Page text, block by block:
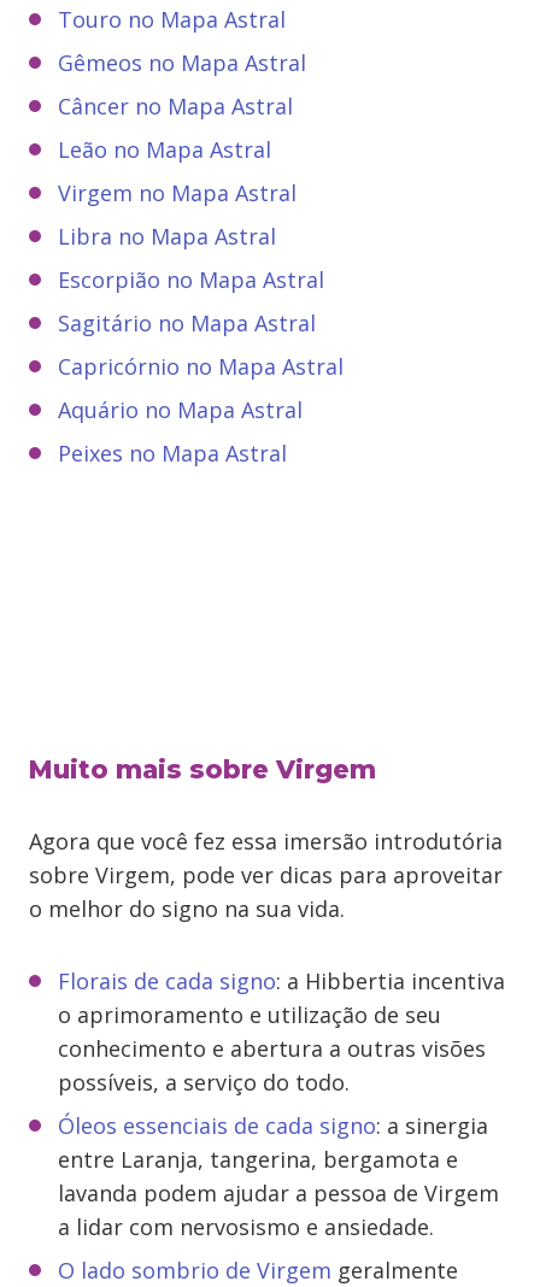
Touro no Mapa Astral
Gêmeos no Mapa Astral
Câncer no Mapa Astral
Leão no Mapa Astral
Virgem no Mapa Astral
Libra no Mapa Astral
Escorpião no Mapa Astral
Sagitário no Mapa Astral
Capricórnio no Mapa Astral
Aquário no Mapa Astral
Peixes no Mapa Astral
Muito mais sobre Virgem
Agora que você fez essa imersão introdutória
sobre Virgem, pode ver dicas para aproveitar
o melhor do signo na sua vida.
Florais de cada signo: a Hibbertia incentiva
o aprimoramento e utilização de seu
conhecimento e abertura a outras visões
possíveis, a serviço do todo.
Óleos essenciais de cada signo: a sinergia
entre Laranja, tangerina, bergamota e
lavanda podem ajudar a pessoa de Virgem
a lidar com nervosismo e ansiedade.
O lado sombrio de Virgem geralmente